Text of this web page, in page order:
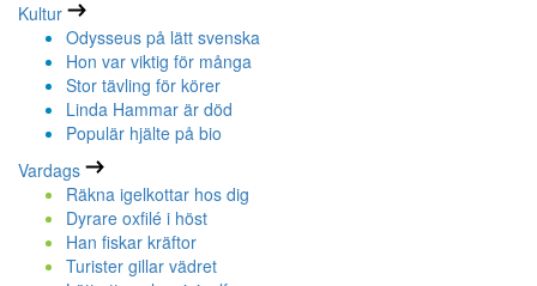
Kultur
Odysseus på lätt svenska
Hon var viktig för många
Stor tävling för körer
Linda Hammar är död
Populär hjälte på bio
Vardags
Räkna igelkottar hos dig
Dyrare oxfilé i höst
Han fiskar kräftor
Turister gillar vädret